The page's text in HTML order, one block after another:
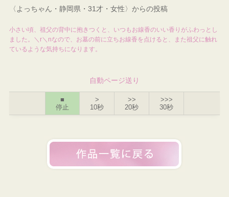
〈よっちゃん・静岡県・31才・女性〉からの投稿
小さい頃、祖父の背中に抱きつくと、いつもお線香のいい香りがふわっとし
ました。＼r＼nなので、お墓の前に立ちお線香を点けると、また祖父に触れ
ているような気持ちになります。
自動ページ送り
■
停止
>
10秒
>>
20秒
>>>
30秒